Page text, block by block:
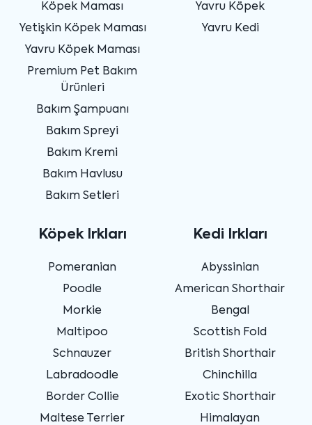
Köpek Maması
Yetişkin Köpek Maması
Yavru Köpek Maması
Premium Pet Bakım
Ürünleri
Bakım Şampuanı
Bakım Spreyi
Bakım Kremi
Bakım Havlusu
Bakım Setleri
Yavru Köpek
Yavru Kedi
Köpek Irkları
Pomeranian
Poodle
Morkie
Maltipoo
Schnauzer
Labradoodle
Border Collie
Maltese Terrier
Kedi Irkları
Abyssinian
American Shorthair
Bengal
Scottish Fold
British Shorthair
Chinchilla
Exotic Shorthair
Himalayan